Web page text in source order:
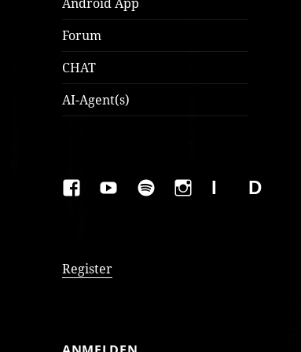
Forum
CHAT
AI-Agent(s)
FAKEBOOK
YOUTUBESPOTIFYINSTAGRAM
IMPRESSUM
Register